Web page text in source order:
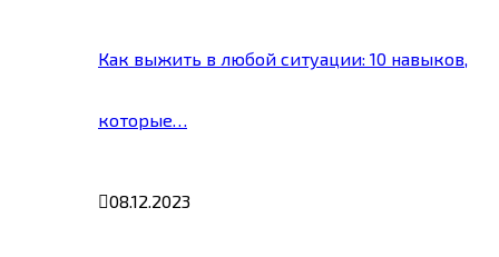
Как выжить в любой ситуации: 10 навыков,
которые…
08.12.2023